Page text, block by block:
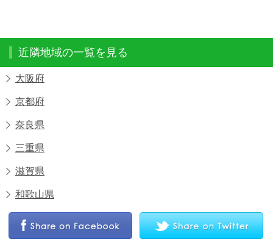
近隣地域の一覧を見る
大阪府
京都府
奈良県
三重県
滋賀県
和歌山県